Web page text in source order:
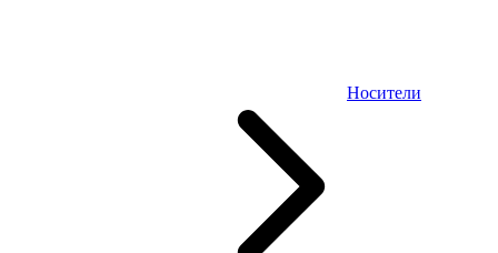
Носители